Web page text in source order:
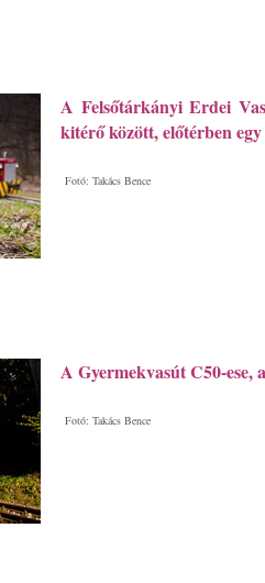
A Felsőtárkányi Erdei
kitérő között, előtérben
Fotó: Takács Bence
A Gyermekvasút C50-ese,
Fotó: Takács Bence